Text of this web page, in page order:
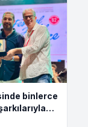
binlerce